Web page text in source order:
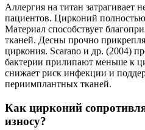
Аллергия на титан затрагивает
пациентов. Цирконий полностью
Материал способствует
тканей. Десны прочно
циркония. Scarano и др. (2004)
бактерии прилипают меньше к
снижает риск инфекции и
периимплантных тканей.
Как цирконий
износу?